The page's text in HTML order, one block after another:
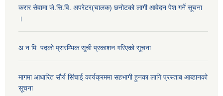
करार सेवामा जे.सि.वि. अपरेटर(चालक) छनोटको लागी आवेदन पेश गर्ने सूचना
।
अ.न.मि. पदको प्रारम्भिक सूची प्रकाशन गरिएको सूचना
मागमा आधारित सौर्य सिंचाई कार्यक्रममा सहभागी हुनका लागि प्रस्ताब आब्हानको
सूचना